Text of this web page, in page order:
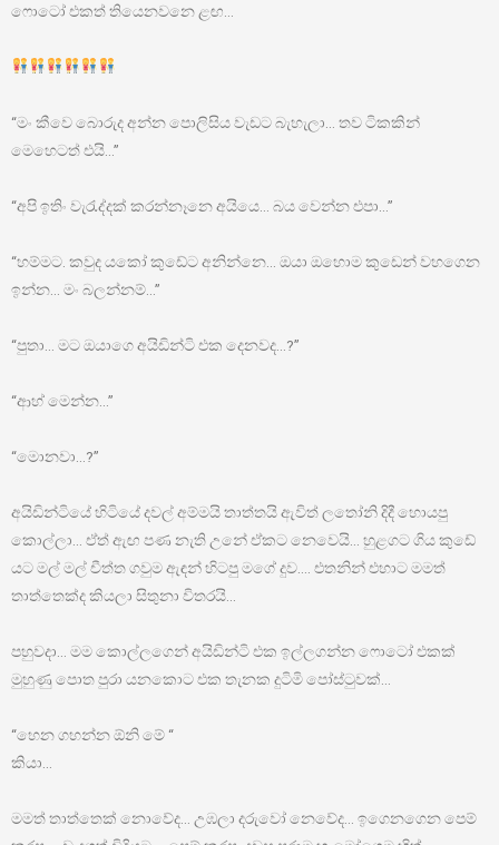
ෆොටෝ එකත් තියෙනවනෙ ළඟ…
“මං කීවෙ බොරුද අන්න පොලිසිය වැඩට බැහැලා… තව ටිකකින්
මෙහෙටත් එයි…”
“අපි ඉතිං වැරැද්දක් කරන්නෑනෙ අයියෙ… බය වෙන්න එපා…”
“හම්මට. කවුද යකෝ කුඩේට අනින්නෙ… ඔයා ඔහොම කුඩෙන් වහගෙන
ඉන්න… මං බලන්නම්…”
“පුතා… මට ඔයාගෙ අයිඩින්ටි එක දෙනවද…?”
“ආහ් මෙන්න…”
“මොනවා…?”
අයිඩින්ටියේ හිටියේ දවල් අම්මයි තාත්තයි ඇවිත් ලතෝනි දිදී හොයපු
කොල්ලා… ඒත් ඇඟ පණ නැති උනේ ඒකට නෙවෙයි… හුළගට ගිය කුඩේ
යට මල් මල් චීත්ත ගවුම ඇඳන් හිටපු මගේ දුව…. එතනින් එහාට මමත්
තාත්තෙක්ද කියලා සිතුනා විතරයි…
පහුවදා… මම කොල්ලගෙන් අයිඩින්ටි එක ඉල්ලගන්න ෆොටෝ එකක්
මුහුණු පොත පුරා යනකොට එක තැනක දුටිමි පෝස්ටුවක්…
“හෙන ගහන්න ඕනි මේ “
කියා…
මමත් තාත්තෙක් නොවේද… උඹලා දරුවෝ නෙවේද… ඉගෙනගෙන පෙම්